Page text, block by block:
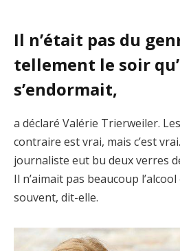
Il n’était pas du
tellement le soir
s’endormait,
a déclaré Valérie Trierweiler.
contraire est vrai, mais c’est
journaliste eut bu deux verres
Il n’aimait pas beaucoup
souvent, dit-elle.